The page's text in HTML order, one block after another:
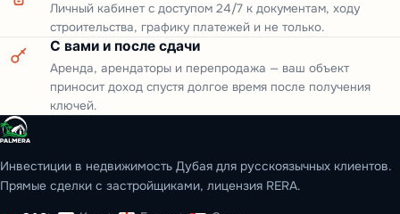
Личный кабинет с доступом 24/7 к документам, ходу
строительства, графику платежей и не только.
С вами и после сдачи
Аренда, арендаторы и перепродажа — ваш объект
приносит доход спустя долгое время после получения
ключей.
Инвестиции в недвижимость Дубая для русскоязычных клиентов.
Прямые сделки с застройщиками, лицензия RERA.